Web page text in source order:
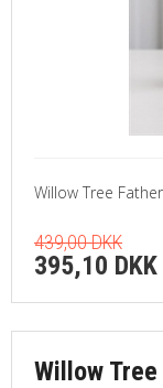
Willow Tree
439,00 DKK
395,10 DKK
Willow